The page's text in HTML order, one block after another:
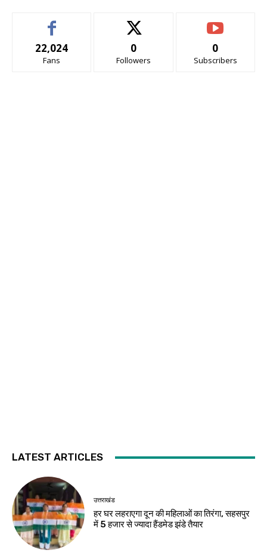
22,024
Fans
0
Followers
0
Subscribers
LATEST ARTICLES
उत्तराखंड
हर घर लहराएगा दून की महिलाओं का तिरंगा, सहसपुर
में 5 हजार से ज्यादा हैंडमेड झंडे तैयार